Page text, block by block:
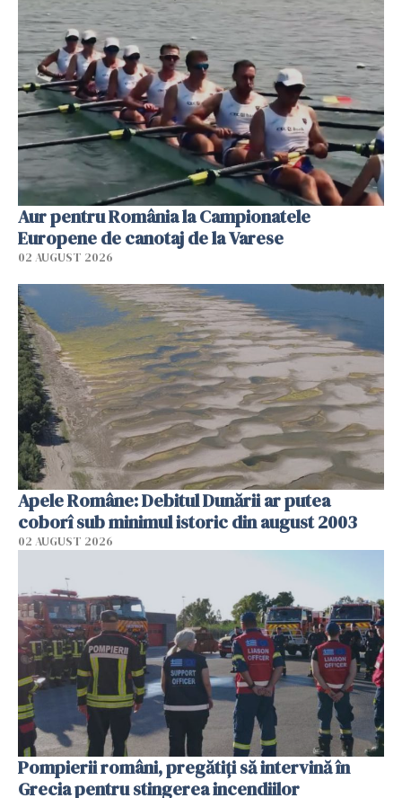
Aur pentru România la Campionatele
Europene de canotaj de la Varese
02 AUGUST 2026
Apele Române: Debitul Dunării ar putea
coborî sub minimul istoric din august 2003
02 AUGUST 2026
Pompierii români, pregătiţi să intervină în
Grecia pentru stingerea incendiilor